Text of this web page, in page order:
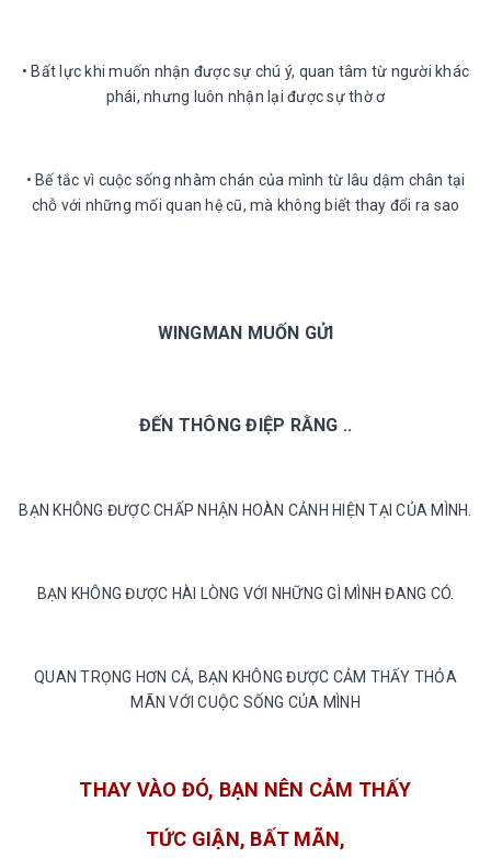
• Bất lực khi muốn nhận được sự chú ý, quan tâm từ người khác
phái, nhưng luôn nhận lại được sự thờ ơ
• Bế tắc vì cuộc sống nhàm chán của mình từ lâu dậm chân tại
chỗ với những mối quan hệ cũ, mà không biết thay đổi ra sao
WINGMAN MUỐN GỬI
ĐẾN THÔNG ĐIỆP RẰNG ..
BẠN KHÔNG ĐƯỢC CHẤP NHẬN HOÀN CẢNH HIỆN TẠI CỦA MÌNH.
BẠN KHÔNG ĐƯỢC HÀI LÒNG VỚI NHỮNG GÌ MÌNH ĐANG CÓ.
QUAN TRỌNG HƠN CẢ, BẠN KHÔNG ĐƯỢC CẢM THẤY THỎA
MÃN VỚI CUỘC SỐNG CỦA MÌNH
THAY VÀO ĐÓ, BẠN NÊN CẢM THẤY
TỨC GIẬN, BẤT MÃN,